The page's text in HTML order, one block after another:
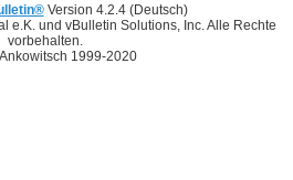
Version 4.2.4 (Deutsch)
e.K. und vBulletin Solutions, Inc. Alle Rechte
vorbehalten.
1999-2020